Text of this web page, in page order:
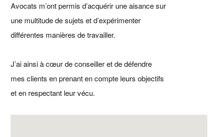
Avocats m’ont permis d’acquérir une aisance sur
une multitude de sujets et d’expérimenter
différentes manières de travailler.
J’ai ainsi à cœur de conseiller et de défendre
mes clients en prenant en compte leurs objectifs
et en respectant leur vécu.